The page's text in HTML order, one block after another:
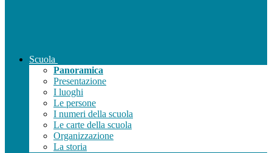
Scuola
Panoramica
Presentazione
I luoghi
Le persone
I numeri della scuola
Le carte della scuola
Organizzazione
La storia